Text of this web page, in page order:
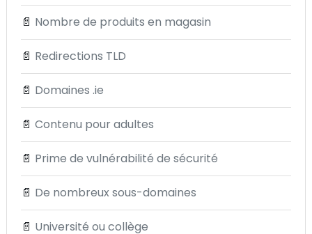
📄 Nombre de produits en magasin
📄 Redirections TLD
📄 Domaines .ie
📄 Contenu pour adultes
📄 Prime de vulnérabilité de sécurité
📄 De nombreux sous-domaines
📄 Université ou collège